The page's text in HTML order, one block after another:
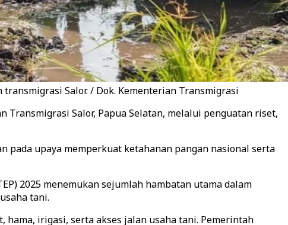
Salor. / Dok. Kementerian Transmigrasi
Salor, Papua Selatan, melalui penguatan riset,
pada upaya memperkuat ketahanan pangan nasional serta
2025 menemukan sejumlah hambatan utama dalam
tani.
irigasi, serta akses jalan usaha tani. Pemerintah